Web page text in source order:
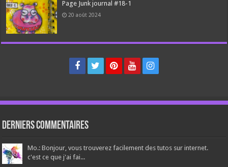
Page Junk journal #18-1
20 août 2024
Derniers Commentaires
Mo.: Bonjour, vous trouverez facilement des tutos sur internet.
c'est ce que j'ai fai...